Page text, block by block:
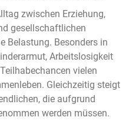
zwischen Erziehung,
gesellschaftlichen
Belastung. Besonders in
Arbeitslosigkeit
vielen
Gleichzeitig steigt
die aufgrund
werden müssen.